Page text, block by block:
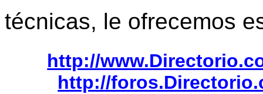
técnicas, le ofrecemos
http://
http://